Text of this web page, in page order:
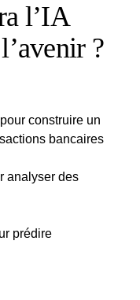
l’IA
?
construire un
bancaires
analyser des
prédire